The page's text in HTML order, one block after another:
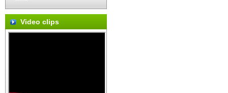
Video clips